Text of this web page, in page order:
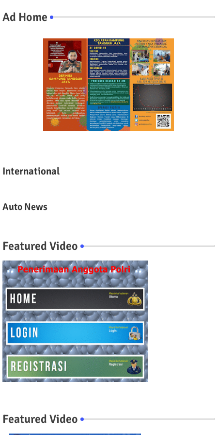
Ad Home
International
Auto News
Featured Video
Featured Video